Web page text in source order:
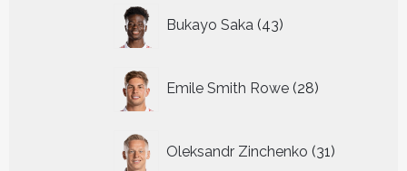
Bukayo Saka 43
producten
Emile Smith Rowe 28
producten
Oleksandr Zinchenko 31
producten